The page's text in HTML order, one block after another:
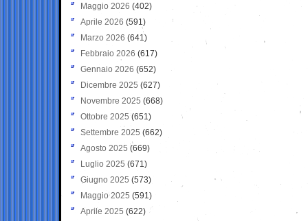
Maggio 2026 (402)
Aprile 2026 (591)
Marzo 2026 (641)
Febbraio 2026 (617)
Gennaio 2026 (652)
Dicembre 2025 (627)
Novembre 2025 (668)
Ottobre 2025 (651)
Settembre 2025 (662)
Agosto 2025 (669)
Luglio 2025 (671)
Giugno 2025 (573)
Maggio 2025 (591)
Aprile 2025 (622)